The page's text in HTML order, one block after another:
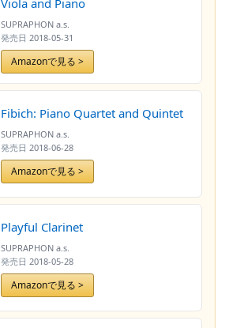
Viola and Piano
SUPRAPHON a.s.
発売日 2018-05-31
Amazonで見る >
Fibich: Piano Quartet and Quintet
SUPRAPHON a.s.
発売日 2018-06-28
Amazonで見る >
Playful Clarinet
SUPRAPHON a.s.
発売日 2018-05-28
Amazonで見る >